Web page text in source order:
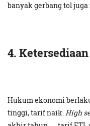
banyak gerbang tol
4.
Hukum ekonomi
tinggi, tarif naik.High